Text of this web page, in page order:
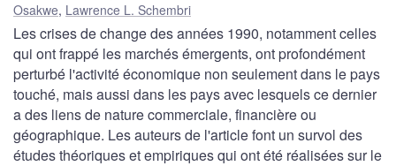
Osakwe, Lawrence L. Schembri
Les crises de change des années 1990, notamment celles
qui ont frappé les marchés émergents, ont profondément
perturbé l'activité économique non seulement dans le pays
touché, mais aussi dans les pays avec lesquels ce dernier
a des liens de nature commerciale, financière ou
géographique. Les auteurs de l'article font un survol des
études théoriques et empiriques qui ont été réalisées sur le